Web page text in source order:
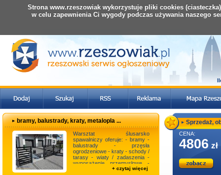
bramy, balustrady, kraty, metalopla ...
Warsztat ślusarsko
spawalniczy oferuje: - bramy -
balustrady - przęsła
ogrodzeniowe - kraty - schody /
tarasy - wiaty / zadaszenia -
wyposażenie przemysłowe -
artykuły wnętrz loft ...+ czytaj więcej
Sprzedaż,
CENA:
4806 zł
Strona www.rzeszowiak wykorzystuje pliki cookies
w celu zapewnienia Ci wygody podczas używania naszego